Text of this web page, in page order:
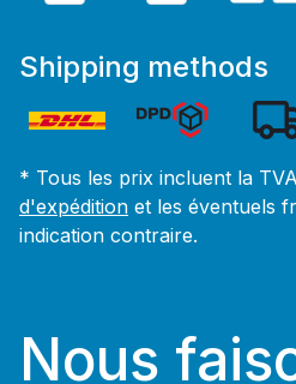
Shipping methods
* Tous les prix incluent la
d'expédition et les éventuels
indication contraire.
Nous